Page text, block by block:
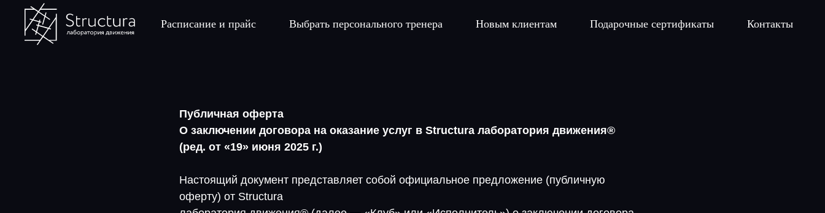
Расписание и прайс Выбрать персонального тренера Новым клиентам Подарочные сертификаты Контакты
Публичная оферта
О заключении договора на оказание услуг в Structura лаборатория движения®
(ред. от «19» июня 2025 г.)
Настоящий документ представляет собой официальное предложение (публичную
оферту) от Structura